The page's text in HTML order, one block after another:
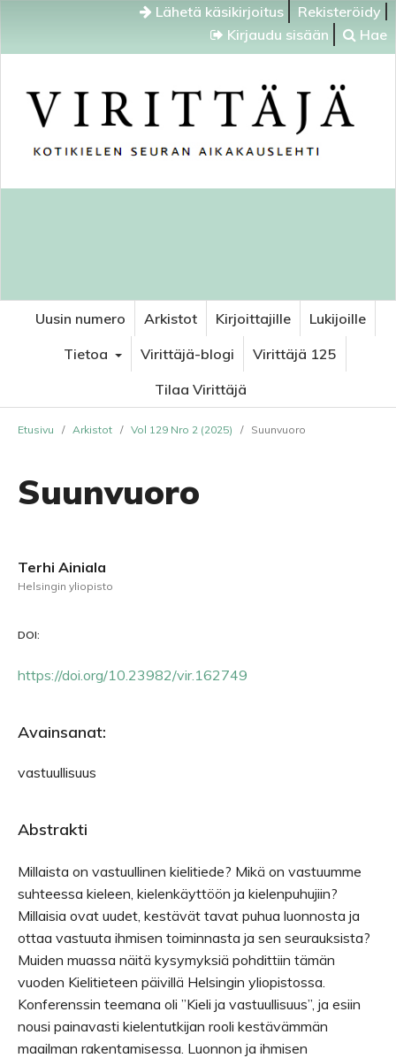
Lähetä käsikirjoitus
Rekisteröidy
Kirjaudu sisään
Hae
Uusin numero Arkistot Kirjoittajille
Lukijoille
Tietoa
Virittäjä-blogi
Virittäjä 125
Tilaa Virittäjä
Etusivu / Arkistot / Vol 129 Nro 2 (2025) / Suunvuoro
Suunvuoro
Terhi Ainiala
Helsingin yliopisto
DOI:
https://doi.org/10.23982/vir.162749
Avainsanat:
vastuullisuus
Abstrakti
Millaista on vastuullinen kielitiede? Mikä on vastuumme
suhteessa kieleen, kielenkäyttöön ja kielenpuhujiin?
Millaisia ovat uudet, kestävät tavat puhua luonnosta ja
ottaa vastuuta ihmisen toiminnasta ja sen seurauksista?
Muiden muassa näitä kysymyksiä pohdittiin tämän
vuoden Kielitieteen päivillä Helsingin yliopistossa.
Konferenssin teemana oli ”Kieli ja vastuullisuus”, ja esiin
nousi painavasti kielentutkijan rooli kestävämmän
maailman rakentamisessa. Luonnon ja ihmisen